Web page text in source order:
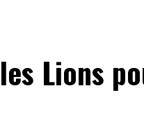
Lions